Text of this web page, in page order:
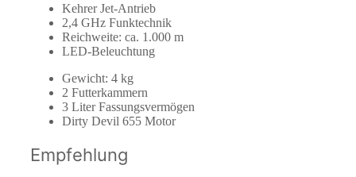
Kehrer Jet-Antrieb
2,4 GHz Funktechnik
Reichweite: ca. 1.000 m
LED-Beleuchtung
Gewicht: 4 kg
2 Futterkammern
3 Liter Fassungsvermögen
Dirty Devil 655 Motor
Empfehlung